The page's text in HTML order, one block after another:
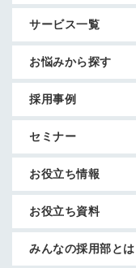
サービス一覧
お悩みから探す
採用事例
セミナー
お役立ち情報
お役立ち資料
みんなの採用部とは